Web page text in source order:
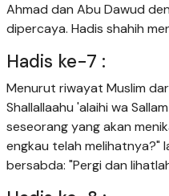
Ahmad dan Abu Dawud
dipercaya. Hadis shahih
Hadis ke-7 :
Menurut riwayat Muslim
Shallallaahu 'alaihi wa
seseorang yang akan
engkau telah melihatnya?"
bersabda: "Pergi dan